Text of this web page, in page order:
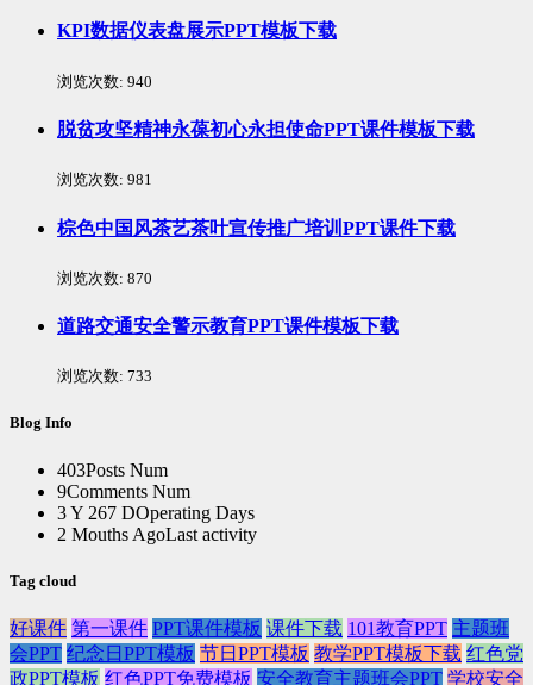
KPI数据仪表盘展示PPT模板下载
浏览次数: 940
脱贫攻坚精神永葆初心永担使命PPT课件模板下载
浏览次数: 981
棕色中国风茶艺茶叶宣传推广培训PPT课件下载
浏览次数: 870
道路交通安全警示教育PPT课件模板下载
浏览次数: 733
Blog Info
403Posts Num
9Comments Num
3 Y 267 DOperating Days
2 Mouths AgoLast activity
Tag cloud
好课件 第一课件 PPT课件模板 课件下载 101教育PPT 主题班
会PPT 纪念日PPT模板 节日PPT模板 教学PPT模板下载 红色党
政PPT模板 红色PPT免费模板 安全教育主题班会PPT 学校安全